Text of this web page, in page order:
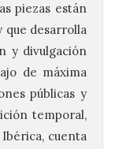
piezas están
que desarrolla
y divulgación
de máxima
públicas y
temporal,
cuenta